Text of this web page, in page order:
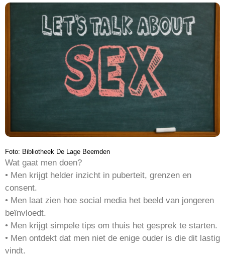
Foto: Bibliotheek De Lage Beemden
Wat gaat men doen?
• Men krijgt helder inzicht in puberteit, grenzen en
consent.
• Men laat zien hoe social media het beeld van jongeren
beïnvloedt.
• Men krijgt simpele tips om thuis het gesprek te starten.
• Men ontdekt dat men niet de enige ouder is die dit lastig
vindt.